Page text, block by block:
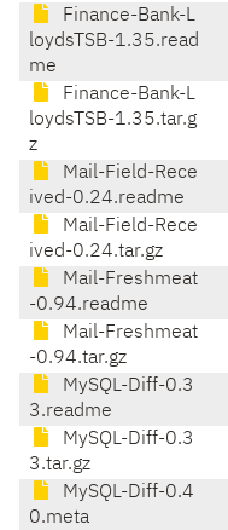
Finance-Bank-L
loydsTSB-1.35.read
me
Finance-Bank-L
loydsTSB-1.35.tar.g
z
Mail-Field-Rece
ived-0.24.readme
Mail-Field-Rece
ived-0.24.tar.gz
Mail-Freshmeat
-0.94.readme
Mail-Freshmeat
-0.94.tar.gz
MySQL-Diff-0.3
3.readme
MySQL-Diff-0.3
3.tar.gz
MySQL-Diff-0.4
0.meta